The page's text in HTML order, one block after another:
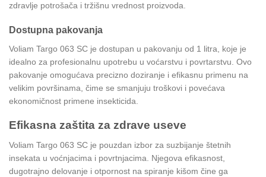
zdravlje potrošača i tržišnu vrednost proizvoda.
Dostupna pakovanja
Voliam Targo 063 SC je dostupan u pakovanju od 1 litra, koje je
idealno za profesionalnu upotrebu u voćarstvu i povrtarstvu. Ovo
pakovanje omogućava precizno doziranje i efikasnu primenu na
velikim površinama, čime se smanjuju troškovi i povećava
ekonomičnost primene insekticida.
Efikasna zaštita za zdrave useve
Voliam Targo 063 SC je pouzdan izbor za suzbijanje štetnih
insekata u voćnjacima i povrtnjacima. Njegova efikasnost,
dugotrajno delovanje i otpornost na spiranje kišom čine ga